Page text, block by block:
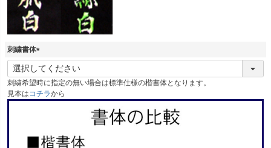
刺繍書体
(
必
須
)
刺繍希望時に指定の無い場合は標準仕様の楷書体となります。
見本はコチラから